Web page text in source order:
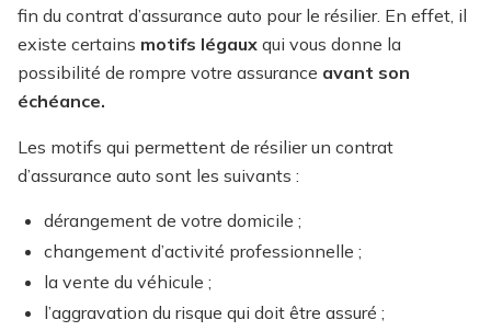
fin du contrat d’assurance auto pour le résilier. En effet, il
existe certains motifs légaux qui vous donne la
possibilité de rompre votre assurance avant son
échéance.
Les motifs qui permettent de résilier un contrat
d’assurance auto sont les suivants :
dérangement de votre domicile ;
changement d’activité professionnelle ;
la vente du véhicule ;
l’aggravation du risque qui doit être assuré ;